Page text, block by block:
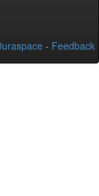
- Feedback